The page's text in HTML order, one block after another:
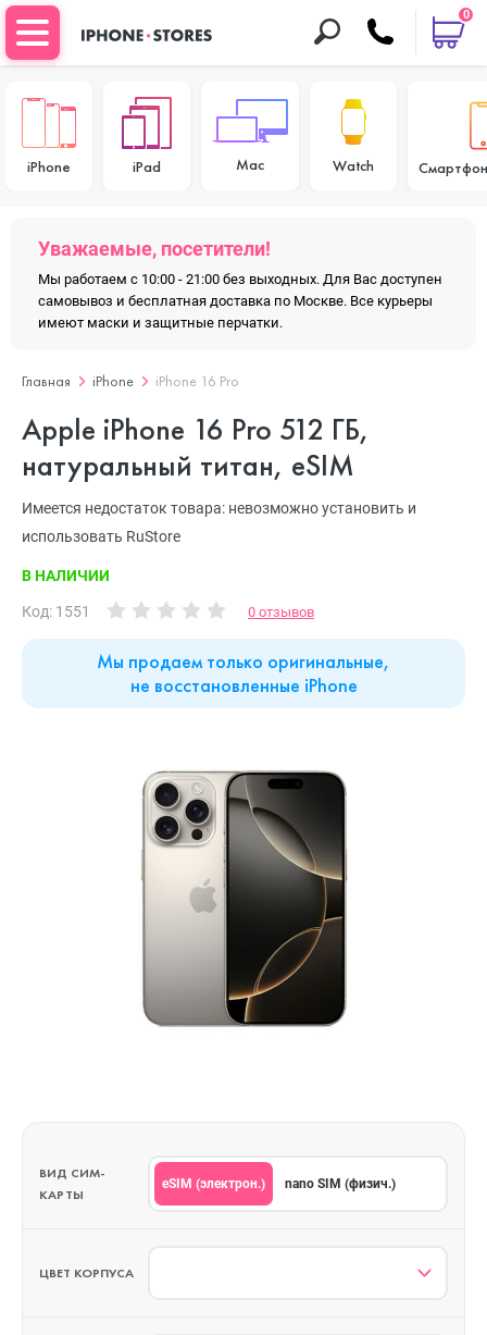
0
iPhone iPad Mac Watch
Уважаемые, посетители!
Мы работаем с 10:00 - 21:00 без выходных. Для Вас доступен
самовывоз и бесплатная доставка по Москве. Все курьеры
имеют маски и защитные перчатки.
Главная iPhone iPhone 16 Pro
Apple iPhone 16 Pro 512 ГБ,
натуральный титан, eSIM
Имеется недостаток товара: невозможно установить и
использовать RuStore
В НАЛИЧИИ
Код: 1551 0 отзывов
Мы продаем только оригинальные,
не восстановленные iPhone
ВИД СИМ-
КАРТЫ
eSIM (электрон.) nano SIM (физич.)
ЦВЕТ КОРПУСА